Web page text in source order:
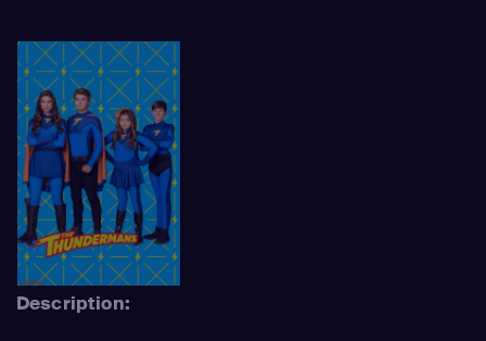
Description: